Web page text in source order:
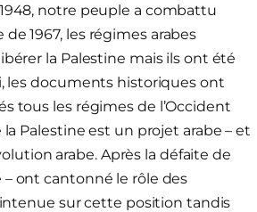
notre peuple a combattu
1967, les régimes arabes
la Palestine mais ils ont été
les documents historiques ont
tous les régimes de l’Occident
Palestine est un projet arabe – et
arabe. Après la défaite de
ont cantonné le rôle des
sur cette position tandis